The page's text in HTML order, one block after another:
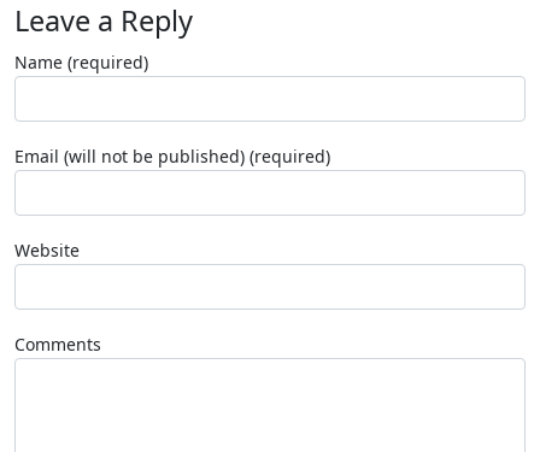
Leave a Reply
Name (required)
Email (will not be published) (required)
Website
Comments